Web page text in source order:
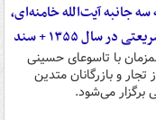
جانبه آیت‌الله خامنه‌ای،
سال ۱۳۵۵ + سند
۱۳۵۵ و همزمان با تاسوعای حسینی
و بازرگانان متدین
برگزار می‌شود.